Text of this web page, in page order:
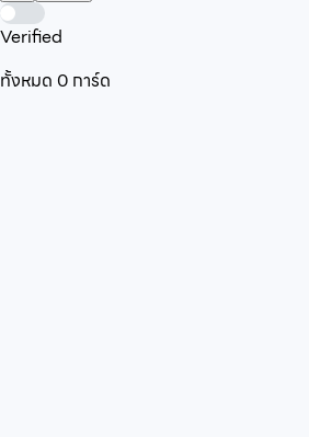
Verified
ทั้งหมด 0 การ์ด